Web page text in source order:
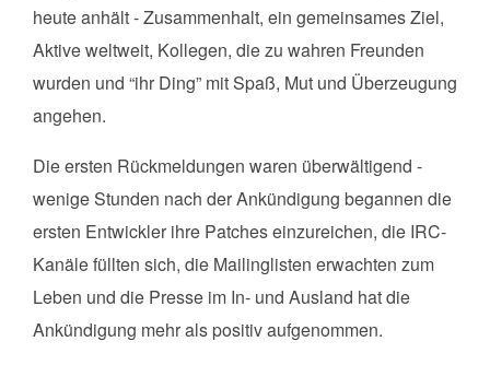
heute anhält - Zusammenhalt, ein gemeinsames Ziel,
Aktive weltweit, Kollegen, die zu wahren Freunden
wurden und “ihr Ding” mit Spaß, Mut und Überzeugung
angehen.
Die ersten Rückmeldungen waren überwältigend -
wenige Stunden nach der Ankündigung begannen die
ersten Entwickler ihre Patches einzureichen, die IRC-
Kanäle füllten sich, die Mailinglisten erwachten zum
Leben und die Presse im In- und Ausland hat die
Ankündigung mehr als positiv aufgenommen.